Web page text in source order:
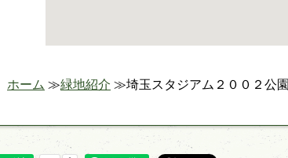
ホーム 緑地紹介 埼玉スタジアム２００２公園